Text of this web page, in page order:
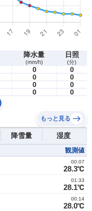
降水量
(mm/h)
日照
(分)
0
0
0
0
0
0
0 0
もっと見る
降雪量 湿度
観測値
28.3℃
00:07
28.1℃
01:33
28.0℃
00:14